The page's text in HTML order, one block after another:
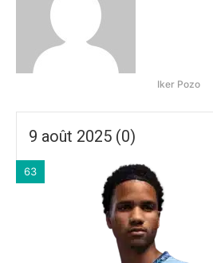
Iker Pozo
9 août 2025 (0)
63